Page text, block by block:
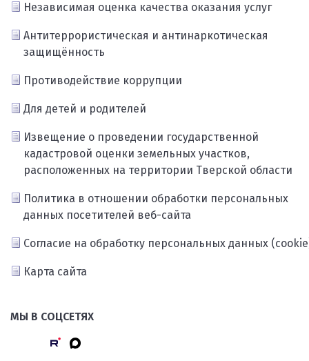
Независимая оценка качества оказания услуг
Антитеррористическая и антинаркотическая
защищённость
Противодействие коррупции
Для детей и родителей
Извещение о проведении государственной
кадастровой оценки земельных участков,
расположенных на территории Тверской области
Политика в отношении обработки персональных
данных посетителей веб-сайта
Согласие на обработку персональных данных
Карта сайта
МЫ В СОЦСЕТЯХ